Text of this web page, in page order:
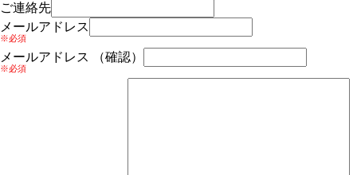
ご連絡先
メールアドレス
※必須
メールアドレス （確認）
※必須